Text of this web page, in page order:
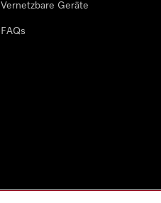
Vernetzbare Geräte
FAQs